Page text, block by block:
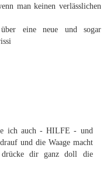
man keinen verlässlichen
eine neue und sogar
ich auch - HILFE - und
und die Waage macht
dir ganz doll die